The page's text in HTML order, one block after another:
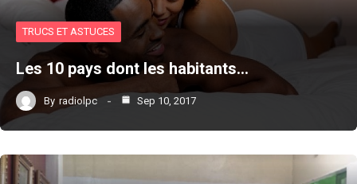
TRUCS ET ASTUCES
Les 10 pays dont les habitants…
By radiolpc Sep 10, 2017